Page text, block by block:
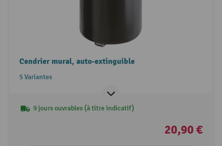
Cendrier mural, auto-extinguible
5 Variantes
9 jours ouvrables (à titre indicatif)
20,90 €